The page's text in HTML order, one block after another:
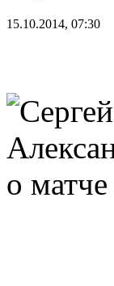
15.10.2014, 07:30